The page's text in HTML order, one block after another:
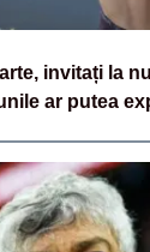
invitați la
ar putea